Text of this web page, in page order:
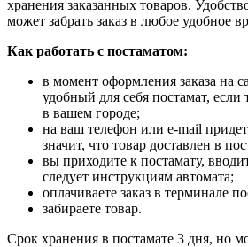
хранения заказанных товаров.
может забрать заказ в любое удобное
Как работать с постаматом:
в момент оформления заказа на
удобный для себя постамат, если
в вашем городе;
на ваш телефон или e-mail
значит, что товар доставлен в
вы приходите к постамату,
следует инструкциям автомата;
оплачиваете заказ в терминале
забираете товар.
Срок хранения в постамате 3 дня, но